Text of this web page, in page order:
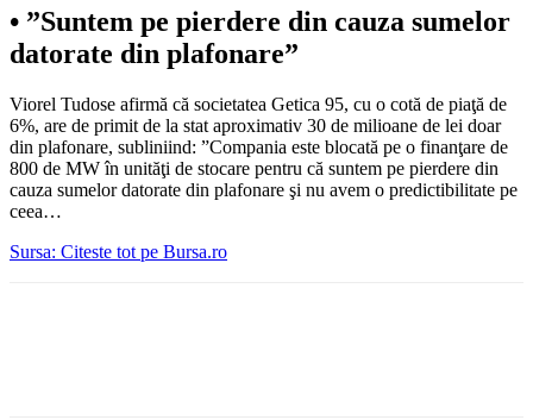
• ”Suntem pe pierdere din cauza sumelor
datorate din plafonare”
Viorel Tudose afirmă că societatea Getica 95, cu o cotă de piaţă de
6%, are de primit de la stat aproximativ 30 de milioane de lei doar
din plafonare, subliniind: ”Compania este blocată pe o finanţare de
800 de MW în unităţi de stocare pentru că suntem pe pierdere din
cauza sumelor datorate din plafonare şi nu avem o predictibilitate pe
ceea…
Sursa: Citeste tot pe Bursa.ro